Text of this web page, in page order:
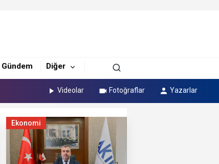
Gündem Diğer
Videolar Fotoğraflar Yazarlar
Ekonomi